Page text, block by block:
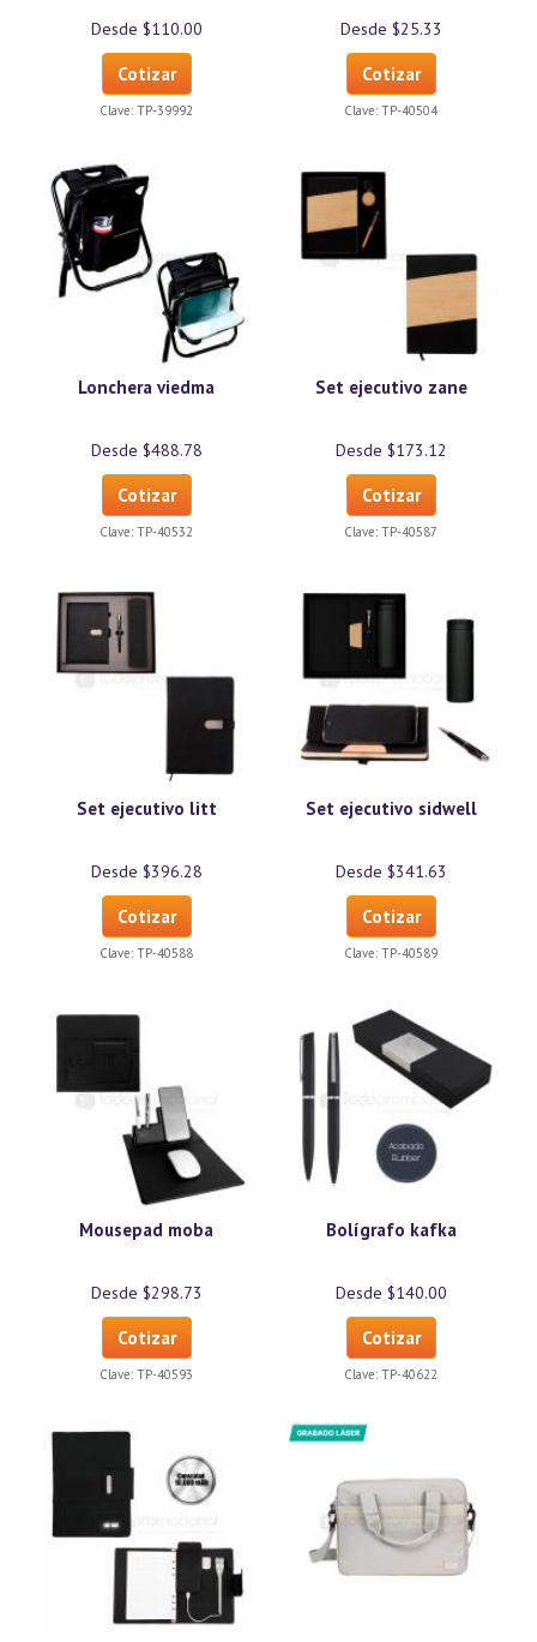
Desde $110.00
Cotizar
Clave: TP-39992
Desde $25.33
Cotizar
Clave: TP-40504
Lonchera viedma
Desde $488.78
Cotizar
Clave: TP-40532
Set ejecutivo zane
Desde $173.12
Cotizar
Clave: TP-40587
Set ejecutivo litt
Desde $396.28
Cotizar
Clave: TP-40588
Set ejecutivo sidwell
Desde $341.63
Cotizar
Clave: TP-40589
Mousepad moba
Desde $298.73
Cotizar
Clave: TP-40593
Bolígrafo kafka
Desde $140.00
Cotizar
Clave: TP-40622